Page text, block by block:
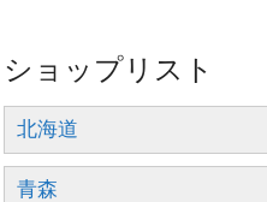
ショップリスト
北海道
青森